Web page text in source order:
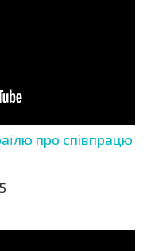
про співпрацю